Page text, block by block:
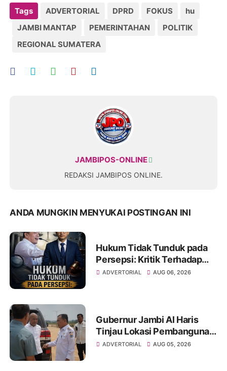
Tags ADVERTORIAL DPRD FOKUS
hu
JAMBI MANTAP
PEMERINTAHAN
POLITIK
REGIONAL SUMATERA
JAMBIPOS-ONLINE
REDAKSI JAMBIPOS ONLINE.
ANDA MUNGKIN MENYUKAI POSTINGAN INI
Hukum Tidak Tunduk pada
Persepsi: Kritik Terhadap
Monopoli Kebenaran oleh
ADVERTORIAL AUG 06, 2026
Gubernur Jambi Al Haris
Tinjau Lokasi Pembangunan
Sekolah Rakyat dan Lokasi
ADVERTORIAL AUG 05, 2026